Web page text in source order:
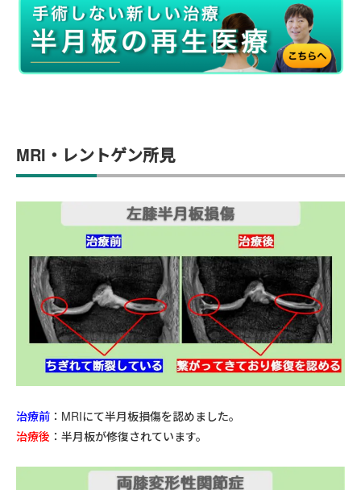
MRI・レントゲン所見
治療前 ：MRIにて半月板損傷を認めました。
治療後 ：半月板が修復されています。